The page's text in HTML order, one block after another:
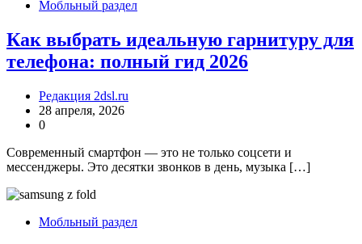
Мобльный раздел
Как выбрать идеальную гарнитуру для
телефона: полный гид 2026
Редакция 2dsl.ru
28 апреля, 2026
0
Современный смартфон — это не только соцсети и
мессенджеры. Это десятки звонков в день, музыка […]
Мобльный раздел